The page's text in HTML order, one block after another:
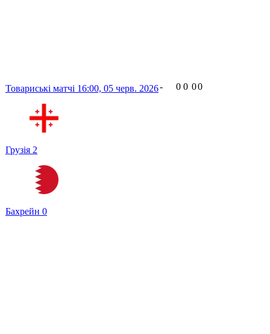
Товариські матчі 16:00, 05 черв. 2026
Грузія 2
Бахрейн 0
- 0 0 00